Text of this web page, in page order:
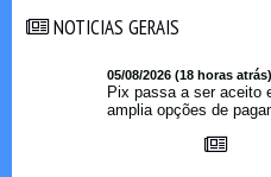
NOTICIAS GERAIS
05/08/2026 (18 horas atrás)
Pix passa a ser aceito
amplia opções de